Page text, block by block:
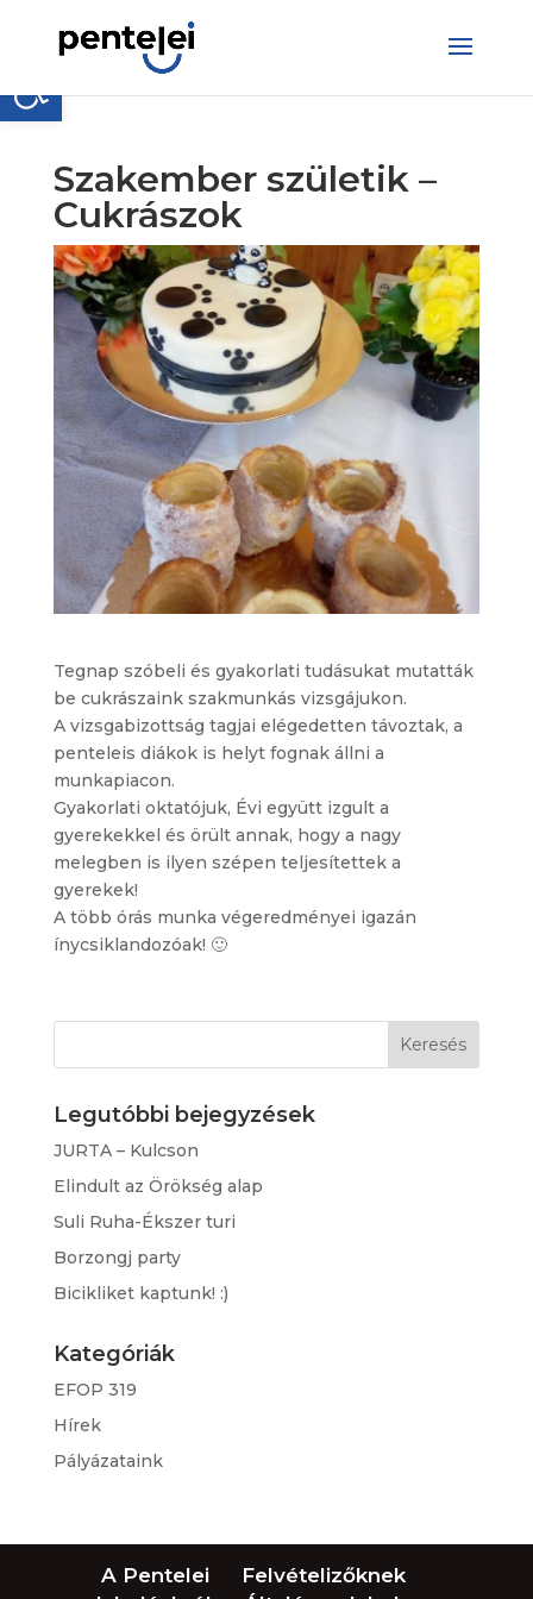
Eszköztár megnyitása
Szakember születik –
Cukrászok
Tegnap szóbeli és gyakorlati tudásukat mutatták
be cukrászaink szakmunkás vizsgájukon.
A vizsgabizottság tagjai elégedetten távoztak, a
penteleis diákok is helyt fognak állni a
munkapiacon.
Gyakorlati oktatójuk, Évi együtt izgult a
gyerekekkel és örült annak, hogy a nagy
melegben is ilyen szépen teljesítettek a
gyerekek!
A több órás munka végeredményei igazán
ínycsiklandozóak! 🙂
Keresés:
Legutóbbi bejegyzések
JURTA – Kulcson
Elindult az Örökség alap
Suli Ruha-Ékszer turi
Borzongj party
Bicikliket kaptunk! :)
Kategóriák
EFOP 319
Hírek
Pályázataink
A Pentelei
Felvételizőknek